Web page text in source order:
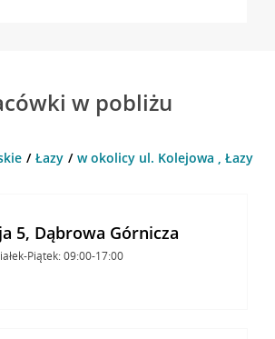
w pobliżu
Łazy w okolicy ul. Kolejowa , Łazy
5, Dąbrowa Górnicza
Piątek: 09:00-17:00